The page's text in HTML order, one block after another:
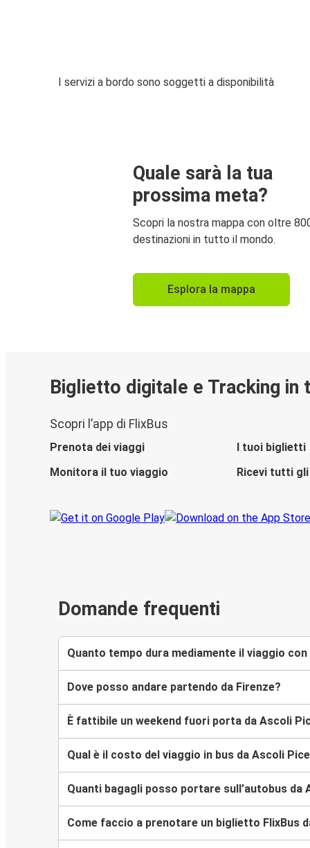
I servizi a bordo sono soggetti a disponibilità
Quale sarà la tua
prossima meta?
Scopri la nostra mappa con oltre
destinazioni in tutto il mondo.
Esplora la mappa
Biglietto digitale e Tracking in
Scopri l’app di FlixBus
Prenota dei viaggi
I tuoi biglietti
Monitora il tuo viaggio
Ricevi tutti
Domande frequenti
Quanto tempo dura mediamente il viaggio
Dove posso andare partendo da Firenze?
È fattibile un weekend fuori porta da Ascoli
Qual è il costo del viaggio in bus da Ascoli
Quanti bagagli posso portare sull’autobus da
Come faccio a prenotare un biglietto FlixBus